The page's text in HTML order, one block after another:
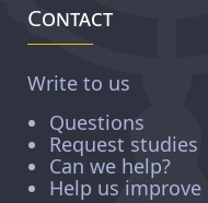
Contact
Write to us
Questions
Request studies
Can we help?
Help us improve